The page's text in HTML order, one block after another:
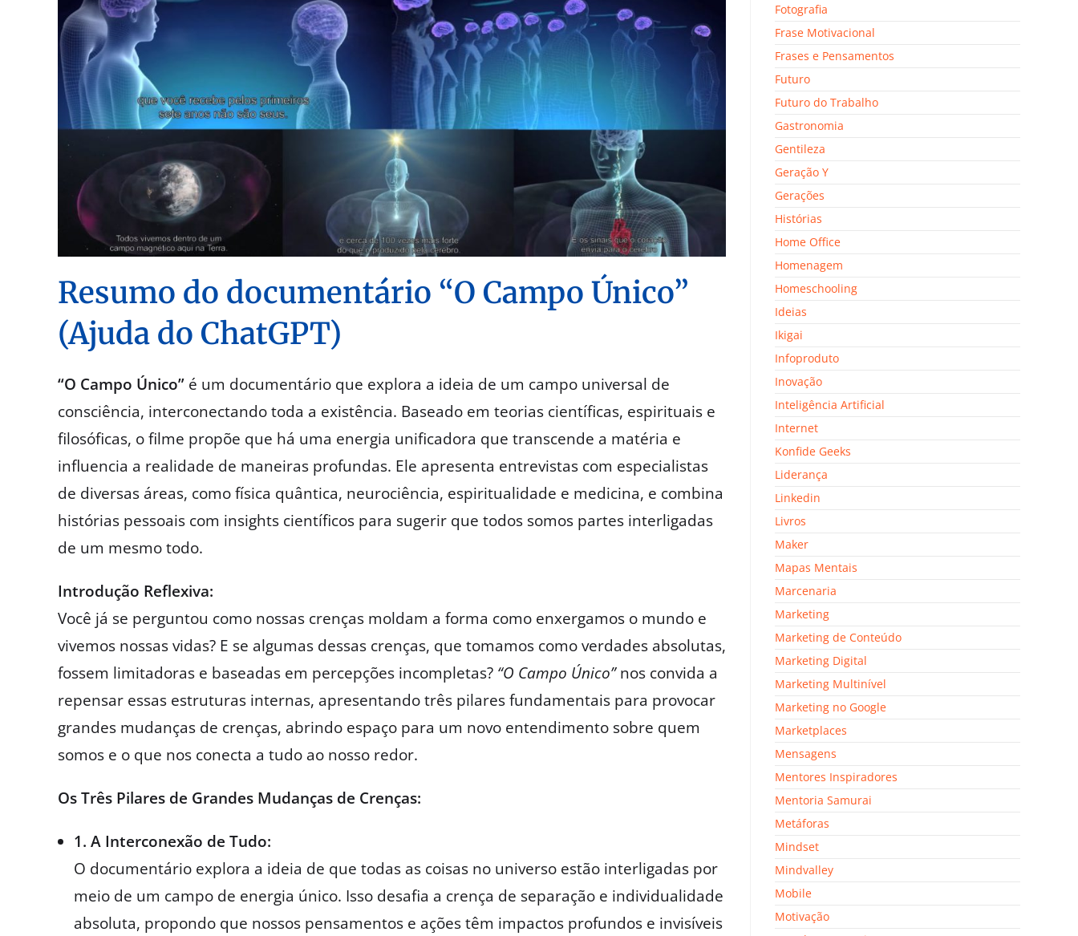
Resumo do documentário “O Campo Único”
(Ajuda do ChatGPT)
“O Campo Único” é um documentário que explora a ideia de um campo universal de
consciência, interconectando toda a existência. Baseado em teorias científicas, espirituais e
filosóficas, o filme propõe que há uma energia unificadora que transcende a matéria e
influencia a realidade de maneiras profundas. Ele apresenta entrevistas com especialistas
de diversas áreas, como física quântica, neurociência, espiritualidade e medicina, e combina
histórias pessoais com insights científicos para sugerir que todos somos partes interligadas
de um mesmo todo.
Introdução Reflexiva:
Você já se perguntou como nossas crenças moldam a forma como enxergamos o mundo e
vivemos nossas vidas? E se algumas dessas crenças, que tomamos como verdades absolutas,
fossem limitadoras e baseadas em percepções incompletas? “O Campo Único”nos convida a
repensar essas estruturas internas, apresentando três pilares fundamentais para provocar
grandes mudanças de crenças, abrindo espaço para um novo entendimento sobre quem
somos e o que nos conecta a tudo ao nosso redor.
Os Três Pilares de Grandes Mudanças de Crenças:
1. A Interconexão de Tudo:
O documentário explora a ideia de que todas as coisas no universo estão interligadas por
meio de um campo de energia único. Isso desafia a crença de separação e individualidade
absoluta, propondo que nossos pensamentos e ações têm impactos profundos e invisíveis
Fotografia
Frase Motivacional
Frases e Pensamentos
Futuro
Futuro do Trabalho
Gastronomia
Gentileza
Geração Y
Gerações
Histórias
Home Office
Homenagem
Homeschooling
Ideias
Ikigai
Infoproduto
Inovação
Inteligência Artificial
Internet
Konfide Geeks
Liderança
Linkedin
Livros
Maker
Mapas Mentais
Marcenaria
Marketing
Marketing de Conteúdo
Marketing Digital
Marketing Multinível
Marketing no Google
Marketplaces
Mensagens
Mentores Inspiradores
Mentoria Samurai
Metáforas
Mindset
Mindvalley
Mobile
Motivação